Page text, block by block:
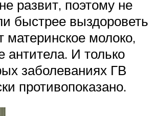
развит, поэтому не
быстрее выздороветь
материнское молоко,
антитела. И только
заболеваниях ГВ
противопоказано.